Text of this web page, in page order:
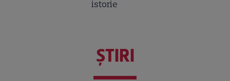
istorie
ŞTIRI